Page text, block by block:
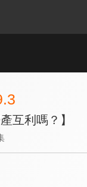
互利嗎？】